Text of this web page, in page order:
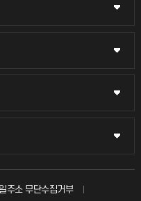
주소 무단수집거부